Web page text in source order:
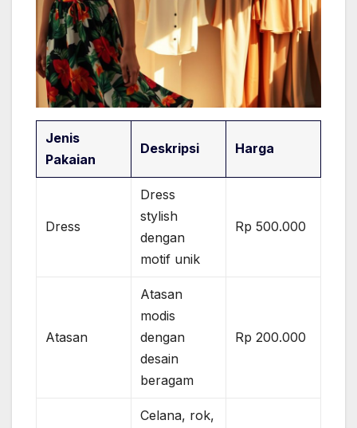
Jenis
Pakaian
Deskripsi Harga
Dress
Dress
stylish
dengan
motif unik
Rp 500.000
Atasan
Atasan
modis
dengan
desain
beragam
Rp 200.000
Celana, rok,